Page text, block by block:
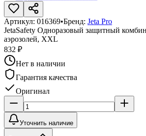
Артикул: 016369•Бренд: Jeta Pro
JetaSafety Одноразовый защитный
аэрозолей, XXL
832 ₽
Нет в наличии
Гарантия качества
Оригинал
Уточнить наличие